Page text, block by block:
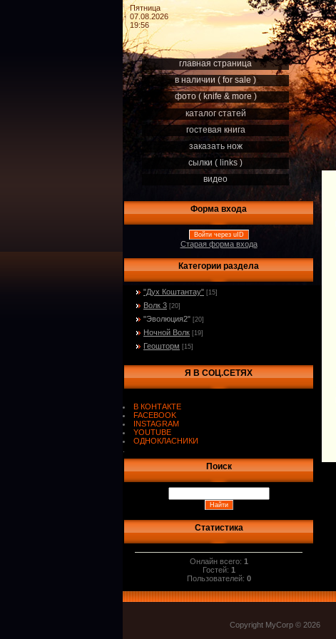
Пятница
07.08.2026
19:56
главная страница
в наличии ( for sale )
фото ( knife & more )
каталог статей
гостевая книга
заказать нож
сылки ( links )
видео
Форма входа
Войти через uID
Старая форма входа
Категории раздела
"Дух Коштантау" [15]
Волк 3 [20]
"Эволюция2" [20]
Ночной Волк [19]
Геошторм [15]
Я В СОЦ.СЕТЯХ
В КОНТАКТЕ
FACEBOOK
INSTAGRAM
YOUTUBE
ОДНОКЛАСНИКИ
Поиск
Статистика
Онлайн всего: 1
Гостей: 1
Пользователей: 0
Copyright MyCorp © 2026